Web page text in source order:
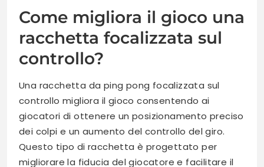
Come migliora il gioco una
racchetta focalizzata sul
controllo?
Una racchetta da ping pong focalizzata sul
controllo migliora il gioco consentendo ai
giocatori di ottenere un posizionamento preciso
dei colpi e un aumento del controllo del giro.
Questo tipo di racchetta è progettato per
migliorare la fiducia del giocatore e facilitare il